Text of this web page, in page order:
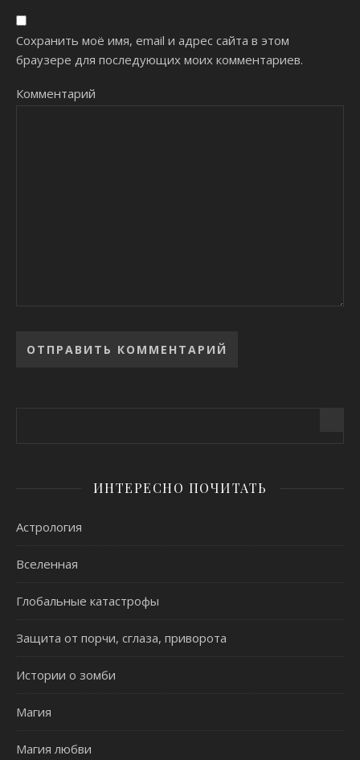
Сохранить моё имя, email и адрес сайта в этом
браузере для последующих моих комментариев.
Комментарий
ИНТЕРЕСНО ПОЧИТАТЬ
Астрология
Вселенная
Глобальные катастрофы
Защита от порчи, сглаза, приворота
Истории о зомби
Магия
Магия любви